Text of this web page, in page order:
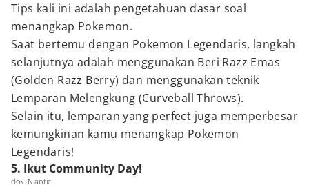
Tips kali ini adalah pengetahuan dasar soal
menangkap Pokemon.
Saat bertemu dengan Pokemon Legendaris, langkah
selanjutnya adalah menggunakan Beri Razz Emas
(Golden Razz Berry) dan menggunakan teknik
Lemparan Melengkung (Curveball Throws).
Selain itu, lemparan yang perfect juga memperbesar
kemungkinan kamu menangkap Pokemon
Legendaris!
5. Ikut Community Day!
dok. Niantic